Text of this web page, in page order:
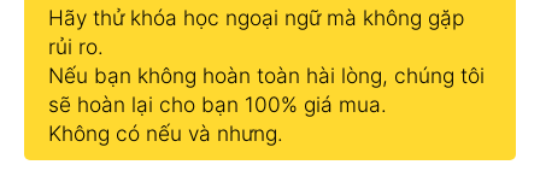
Hãy thử khóa học ngoại ngữ mà không gặp
rủi ro.
Nếu bạn không hoàn toàn hài lòng, chúng tôi
sẽ hoàn lại cho bạn 100% giá mua.
Không có nếu và nhưng.